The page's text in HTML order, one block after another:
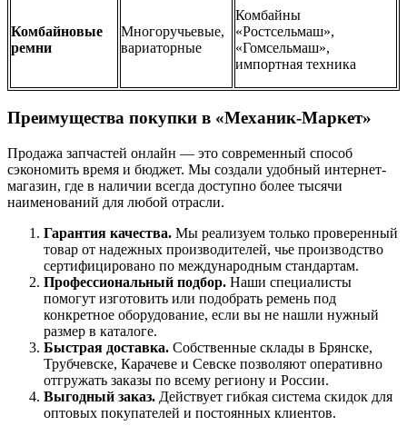
Комбайновые
ремни
Многоручьевые,
вариаторные
Комбайны
«Ростсельмаш»,
«Гомсельмаш»,
импортная техника
Преимущества покупки в «Механик-Маркет»
Продажа запчастей онлайн — это современный способ
сэкономить время и бюджет. Мы создали удобный интернет-
магазин, где в наличии всегда доступно более тысячи
наименований для любой отрасли.
Гарантия качества. Мы реализуем только проверенный
товар от надежных производителей, чье производство
сертифицировано по международным стандартам.
Профессиональный подбор. Наши специалисты
помогут изготовить или подобрать ремень под
конкретное оборудование, если вы не нашли нужный
размер в каталоге.
Быстрая доставка. Собственные склады в Брянске,
Трубчевске, Карачеве и Севске позволяют оперативно
отгружать заказы по всему региону и России.
Выгодный заказ. Действует гибкая система скидок для
оптовых покупателей и постоянных клиентов.